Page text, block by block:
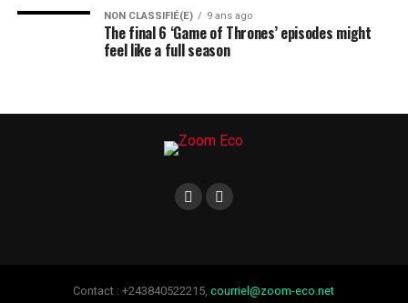
NON CLASSIFIÉ(E) 9 ans ago
The final 6 ‘Game of Thrones’ episodes might
feel like a full season
Contact : +243840522215,courriel@zoom-eco.net